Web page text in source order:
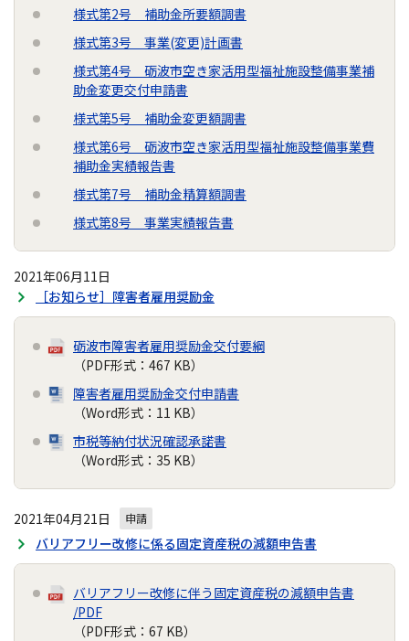
様式第2号 補助金所要額調書
様式第3号 事業(変更)計画書
様式第4号 砺波市空き家活用型福祉施設整備事業補
助金変更交付申請書
様式第5号 補助金変更額調書
様式第6号 砺波市空き家活用型福祉施設整備事業費
補助金実績報告書
様式第7号 補助金精算額調書
様式第8号 事業実績報告書
2021年06月11日
［お知らせ］障害者雇用奨励金
砺波市障害者雇用奨励金交付要綱
（PDF形式：467 KB）
障害者雇用奨励金交付申請書
（Word形式：11 KB）
市税等納付状況確認承諾書
（Word形式：35 KB）
2021年04月21日 申請
バリアフリー改修に係る固定資産税の減額申告書
バリアフリー改修に伴う固定資産税の減額申告書
/PDF
（PDF形式：67 KB）